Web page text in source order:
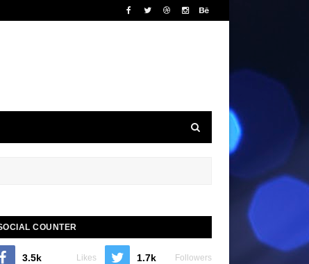
COUNTER
3.5k Likes 1.7k Followers